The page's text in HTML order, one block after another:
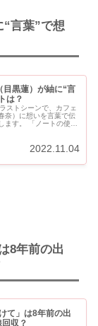
“言葉”で想
目黒蓮）が紬に“言
は？
ストシーンで、カフェ
奈）に想いを言葉で伝
トの使い
2022.11.04
8年前の出
て」は8年前の出
収？